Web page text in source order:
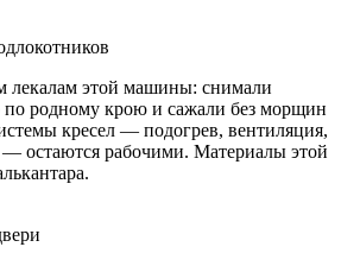
лекалам этой машины: снимали
родному крою и сажали без морщин
кресел — подогрев, вентиляция,
— остаются рабочими. Материалы этой